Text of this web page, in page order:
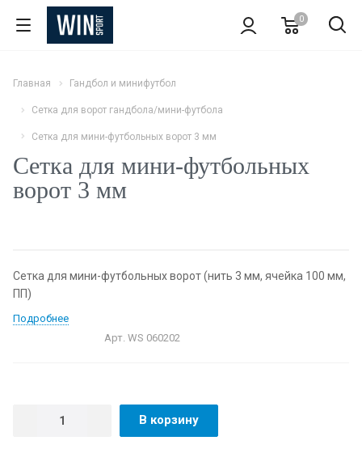
0
Главная Гандбол и минифутбол
Сетка для ворот гандбола/мини-футбола
Сетка для мини-футбольных ворот 3 мм
Сетка для мини-футбольных
ворот 3 мм
Сетка для мини-футбольных ворот (нить 3 мм, ячейка 100 мм,
ПП)
Подробнее
Арт. WS 060202
В корзину